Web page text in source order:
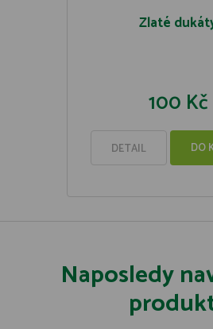
Zlaté
100 Kč
DETAIL DO
Naposledy